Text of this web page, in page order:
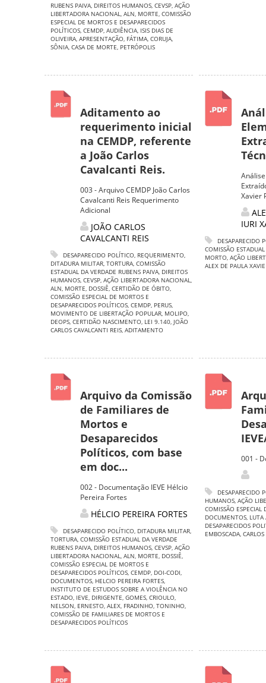
RUBENS PAIVA, DIREITOS HUMANOS, CEVSP, AÇÃO
LIBERTADORA NACIONAL, ALN, MORTE, COMISSÃO
ESPECIAL DE MORTOS E DESAPARECIDOS
POLÍTICOS, CEMDP, AUDIÊNCIA, ISIS DIAS DE
OLIVEIRA, APRESENTAÇÃO, FÁTIMA, CORUJA,
SÔNIA, CASA DE MORTE, PETRÓPOLIS
Aditamento ao
requerimento inicial
na CEMDP, referente
a João Carlos
Cavalcanti Reis.
003 - Arquivo CEMDP João Carlos
Cavalcanti Reis Requerimento
Adicional
JOÃO CARLOS
CAVALCANTI REIS
DESAPARECIDO POLÍTICO, REQUERIMENTO,
DITADURA MILITAR, TORTURA, COMISSÃO
ESTADUAL DA VERDADE RUBENS PAIVA, DIREITOS
HUMANOS, CEVSP, AÇÃO LIBERTADORA NACIONAL,
ALN, MORTE, DOSSIÊ, CERTIDÃO DE ÓBITO,
COMISSÃO ESPECIAL DE MORTOS E
DESAPARECIDOS POLÍTICOS, CEMDP, PERUS,
MOVIMENTO DE LIBERTAÇÃO POPULAR, MOLIPO,
DEOPS, CERTIDÃO NASCIMENTO, LEI 9.140, JOÃO
CARLOS CAVALCANTI REIS, ADITAMENTO
Xavier
IURI
DESAPARECIDO
COMISSÃO
MORTO, AÇÃO
ALEX DE PAULA
Arquivo da Comissão
de Familiares de
Mortos e
Desaparecidos
Políticos, com base
em doc...
002 - Documentação IEVE Hélcio
Pereira Fortes
HÉLCIO PEREIRA FORTES
DESAPARECIDO POLÍTICO, DITADURA MILITAR,
TORTURA, COMISSÃO ESTADUAL DA VERDADE
RUBENS PAIVA, DIREITOS HUMANOS, CEVSP, AÇÃO
LIBERTADORA NACIONAL, ALN, MORTE, DOSSIÊ,
COMISSÃO ESPECIAL DE MORTOS E
DESAPARECIDOS POLÍTICOS, CEMDP, DOI-CODI,
DOCUMENTOS, HELCIO PEREIRA FORTES,
INSTITUTO DE ESTUDOS SOBRE A VIOLÊNCIA NO
ESTADO, IEVE, DIRIGENTE, GOMES, CRIOULO,
NELSON, ERNESTO, ALEX, FRADINHO, TONINHO,
COMISSÃO DE FAMILIARES DE MORTOS E
DESAPARECIDOS POLÍTICOS
001 -
DESAPARECIDO
HUMANOS, AÇÃO
COMISSÃO ESPECIAL
DOCUMENTOS, LUTA
DESAPARECIDOS
EMBOSCADA,